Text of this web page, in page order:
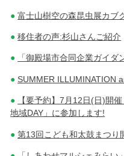
シ
ョ
ン
富士山樹空の森昆虫展カブ
移住者の声:杉山さんご紹介
「御殿場市合同企業ガイ
SUMMER ILLUMINATION
【要予約】7月12日(日)開
地域DAY」に参加します!
第13回こども和太鼓まつり